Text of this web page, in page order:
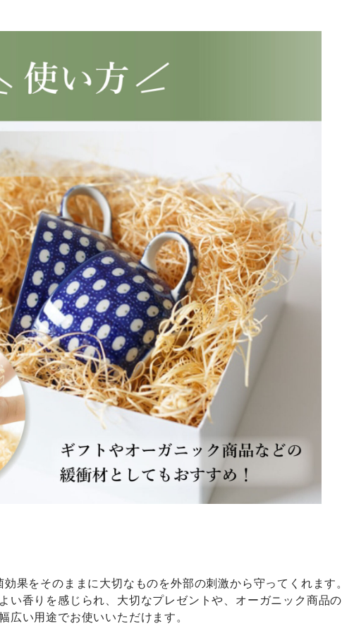
果をそのままに大切なものを外部の刺激から守ってくれます。
い香りを感じられ、大切なプレゼントや、オーガニック商品の
い用途でお使いいただけます。